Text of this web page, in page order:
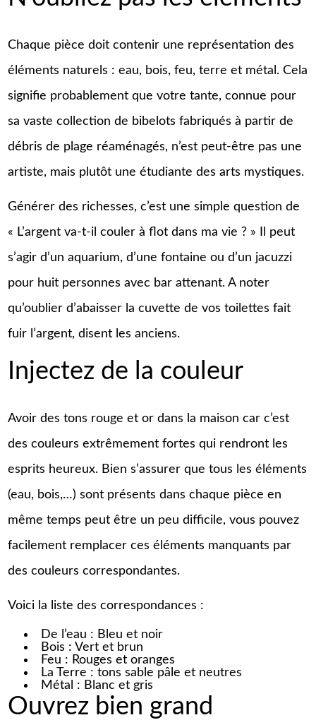
Chaque pièce doit contenir une représentation des
éléments naturels : eau, bois, feu, terre et métal. Cela
signifie probablement que votre tante, connue pour
sa vaste collection de bibelots fabriqués à partir de
débris de plage réaménagés, n’est peut-être pas une
artiste, mais plutôt une étudiante des arts mystiques.
Générer des richesses, c’est une simple question de
« L’argent va-t-il couler à flot dans ma vie ? » Il peut
s’agir d’un aquarium, d’une fontaine ou d’un jacuzzi
pour huit personnes avec bar attenant. A noter
qu’oublier d’abaisser la cuvette de vos toilettes fait
fuir l’argent, disent les anciens.
Injectez de la couleur
Avoir des tons rouge et or dans la maison car c’est
des couleurs extrêmement fortes qui rendront les
esprits heureux. Bien s’assurer que tous les éléments
(eau, bois,…) sont présents dans chaque pièce en
même temps peut être un peu difficile, vous pouvez
facilement remplacer ces éléments manquants par
des couleurs correspondantes.
Voici la liste des correspondances :
De l’eau : Bleu et noir
Bois : Vert et brun
Feu : Rouges et oranges
La Terre : tons sable pâle et neutres
Métal : Blanc et gris
Ouvrez bien grand